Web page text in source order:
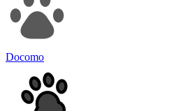
Docomo